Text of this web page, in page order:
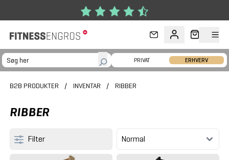
PRIVAT ERHVERV
B2B PRODUKTER / INVENTAR / RIBBER
RIBBER
Filter